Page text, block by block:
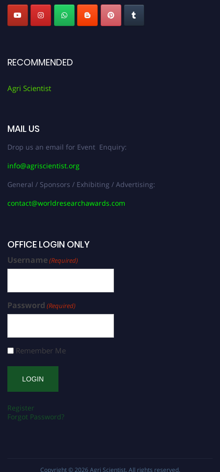
RECOMMENDED
Agri Scientist
MAIL US
Drop us an email for Event Enquiry:
info@agriscientist.org
General / Sponsors / Exhibiting / Advertising:
contact@worldresearchawards.com
OFFICE LOGIN ONLY
Username(Required)
Password (Required)
Remember Me
Register
Forgot Password?
Copyright © 2026 Agri Scientist. All rights reserved.